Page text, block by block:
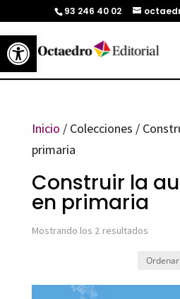
Abrir barra de herramientas
93 246 40 02
Inicio / Colecciones /
primaria
Construir la
en primaria
Mostrando los 2 resultados